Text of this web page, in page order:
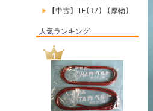
【中古】TE(17) (厚物)
人気ランキング